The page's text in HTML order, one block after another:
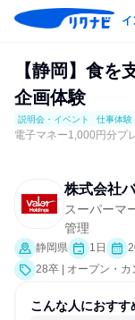
イ
【静岡】食を
企画体験
説明会・イベント 仕事体験
電子マネー1,000円分プ
株式会社
スーパーマ
管理
静岡県 1日
28卒 | オープン・
こんな人におすす